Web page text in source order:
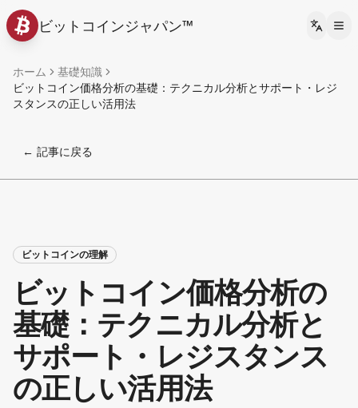
ビットコインジャパン™
ホーム
基礎知識
ビットコイン価格分析の基礎：テクニカル分析とサポート・レジ
スタンスの正しい活用法
← 記事に戻る
ビットコインの理解
ビットコイン価格分析の
基礎：テクニカル分析と
サポート・レジスタンス
の正しい活用法